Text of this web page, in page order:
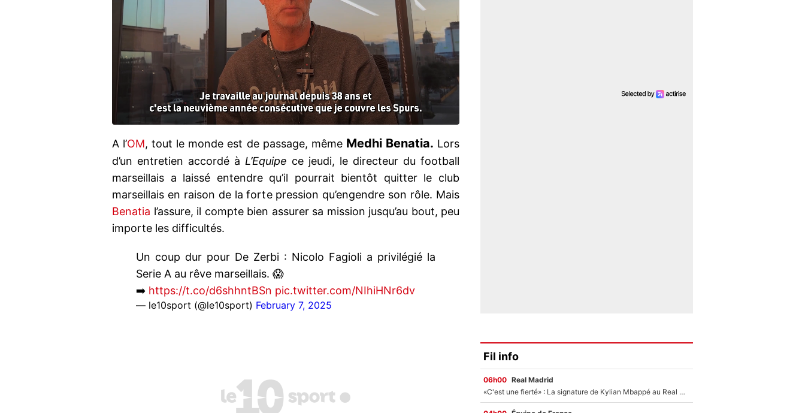
A l’OM, tout le monde est de passage, même Medhi Benatia. Lors
d’un entretien accordé à L’Equipe ce jeudi, le directeur du football
marseillais a laissé entendre qu’il pourrait bientôt quitter le club
marseillais en raison de la forte pression qu’engendre son rôle. Mais
Benatia l’assure, il compte bien assurer sa mission jusqu’au bout, peu
importe les difficultés.
Un coup dur pour De Zerbi : Nicolo Fagioli a privilégié la
Serie A au rêve marseillais. 😱
➡️ https://t.co/d6shhntBSn pic.twitter.com/NIhiHNr6dv
— le10sport (@le10sport) February 7, 2025
Fil info
06h00 Real Madrid
«C'est une fierté» : La signature de Kylian Mbappé au Real Madrid continue de régaler l'Espagne